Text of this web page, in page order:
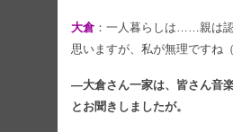
大倉 ：一人暮らしは……親は
思いますが、私が無理ですね（
―大倉さん一家は、皆さん音
とお聞きしましたが。